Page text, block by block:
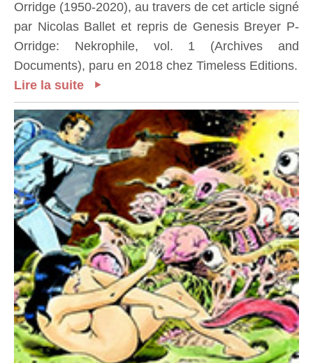
Orridge (1950-2020), au travers de cet article signé
par Nicolas Ballet et repris de Genesis Breyer P-
Orridge: Nekrophile, vol. 1 (Archives and
Documents), paru en 2018 chez Timeless Editions.
Lire la suite